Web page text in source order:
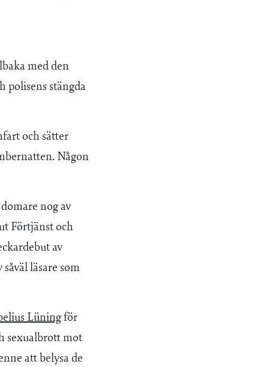
med den
polisens stängda
och sätter
Någon
nog av
Förtjänst och
av
läsare som
Lüning för
sexualbrott mot
att belysa de